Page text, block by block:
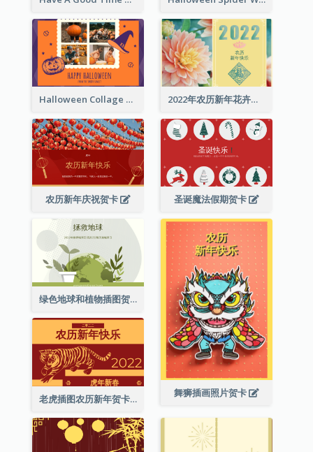
Halloween Collage Greeting Card 2022年农历新年花卉照片贺卡
农历新年庆祝贺卡 圣诞魔法假期贺卡
绿色地球和植物插图贺卡
舞狮插画照片贺卡
老虎插图农历新年贺卡